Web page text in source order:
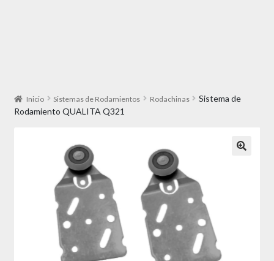
Inicio Sistemas de Rodamientos Rodachinas
Sistema de
Rodamiento QUALITA Q321